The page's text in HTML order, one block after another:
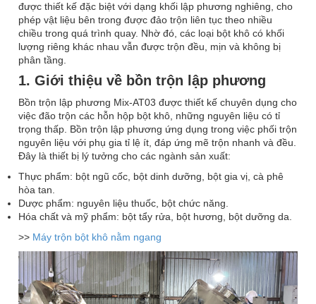
được thiết kế đặc biệt với dạng khối lập phương nghiêng, cho
phép vật liệu bên trong được đảo trộn liên tục theo nhiều
chiều trong quá trình quay. Nhờ đó, các loại bột khô có khối
lượng riêng khác nhau vẫn được trộn đều, mịn và không bị
phân tầng.
1. Giới thiệu về bồn trộn lập phương
Bồn trộn lập phương Mix-AT03 được thiết kế chuyên dụng cho
việc đão trộn các hỗn hộp bột khô, những nguyên liệu có tỉ
trọng thấp. Bồn trộn lập phương ứng dụng trong việc phối trộn
nguyên liệu với phụ gia tỉ lệ ít, đáp ứng mẽ trộn nhanh và đều.
Đây là thiết bị lý tưởng cho các ngành sản xuất:
Thực phẩm: bột ngũ cốc, bột dinh dưỡng, bột gia vị, cà phê
hòa tan.
Dược phẩm: nguyên liệu thuốc, bột chức năng.
Hóa chất và mỹ phẩm: bột tẩy rửa, bột hương, bột dưỡng da.
>> Máy trộn bột khô nằm ngang